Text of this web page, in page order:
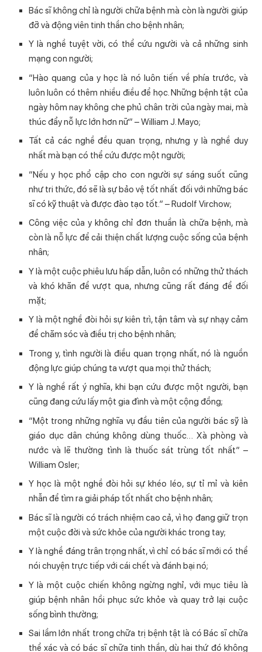
Bác sĩ không chỉ là người chữa bệnh mà còn là người giúp
đỡ và động viên tinh thần cho bệnh nhân;
Y là nghề tuyệt vời, có thể cứu người và cả những sinh
mạng con người;
“Hào quang của y học là nó luôn tiến về phía trước, và
luôn luôn có thêm nhiều điều để học. Những bệnh tật của
ngày hôm nay không che phủ chân trời của ngày mai, mà
thúc đẩy nỗ lực lớn hơn nữ” – William J. Mayo;
Tất cả các nghề đều quan trọng, nhưng y là nghề duy
nhất mà bạn có thể cứu được một người;
“Nếu y học phổ cập cho con người sự sáng suốt cũng
như tri thức, đó sẽ là sự bảo vệ tốt nhất đối với những bác
sĩ có kỹ thuật và được đào tạo tốt.” – Rudolf Virchow;
Công việc của y không chỉ đơn thuần là chữa bệnh, mà
còn là nỗ lực để cải thiện chất lượng cuộc sống của bệnh
nhân;
Y là một cuộc phiêu lưu hấp dẫn, luôn có những thử thách
và khó khăn để vượt qua, nhưng cũng rất đáng để đối
mặt;
Y là một nghề đòi hỏi sự kiên trì, tận tâm và sự nhạy cảm
để chăm sóc và điều trị cho bệnh nhân;
Trong y, tình người là điều quan trọng nhất, nó là nguồn
động lực giúp chúng ta vượt qua mọi thử thách;
Y là nghề rất ý nghĩa, khi bạn cứu được một người, bạn
cũng đang cứu lấy một gia đình và một cộng đồng;
“Một trong những nghĩa vụ đầu tiên của người bác sỹ là
giáo dục dân chúng không dùng thuốc… Xà phòng và
nước và lẽ thường tình là thuốc sát trùng tốt nhất” –
William Osler;
Y học là một nghề đòi hỏi sự khéo léo, sự tỉ mỉ và kiên
nhẫn để tìm ra giải pháp tốt nhất cho bệnh nhân;
Bác sĩ là người có trách nhiệm cao cả, vì họ đang giữ trọn
một cuộc đời và sức khỏe của người khác trong tay;
Y là nghề đáng trân trọng nhất, vì chỉ có bác sĩ mới có thể
nói chuyện trực tiếp với cái chết và đánh bại nó;
Y là một cuộc chiến không ngừng nghỉ, với mục tiêu là
giúp bệnh nhân hồi phục sức khỏe và quay trở lại cuộc
sống bình thường;
Sai lầm lớn nhất trong chữa trị bệnh tật là có Bác sĩ chữa
thể xác và có bác sĩ chữa tinh thần, dù hai thứ đó không